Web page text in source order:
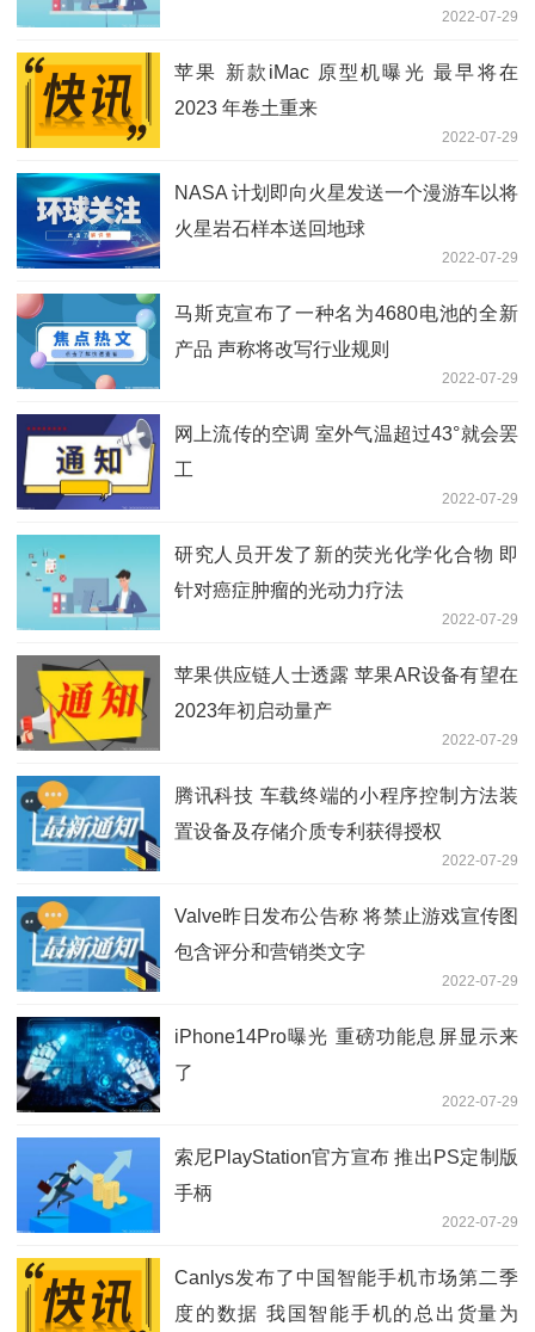
2022-07-29
苹果 新款iMac 原型机曝光 最早将在
2023 年卷土重来
2022-07-29
NASA 计划即向火星发送一个漫游车以将
火星岩石样本送回地球
2022-07-29
马斯克宣布了一种名为4680电池的全新
产品 声称将改写行业规则
2022-07-29
网上流传的空调 室外气温超过43°就会罢
工
2022-07-29
研究人员开发了新的荧光化学化合物 即
针对癌症肿瘤的光动力疗法
2022-07-29
苹果供应链人士透露 苹果AR设备有望在
2023年初启动量产
2022-07-29
腾讯科技 车载终端的小程序控制方法装
置设备及存储介质专利获得授权
2022-07-29
Valve昨日发布公告称 将禁止游戏宣传图
包含评分和营销类文字
2022-07-29
iPhone14Pro曝光 重磅功能息屏显示来
了
2022-07-29
索尼PlayStation官方宣布 推出PS定制版
手柄
2022-07-29
Canlys发布了中国智能手机市场第二季
度的数据 我国智能手机的总出货量为